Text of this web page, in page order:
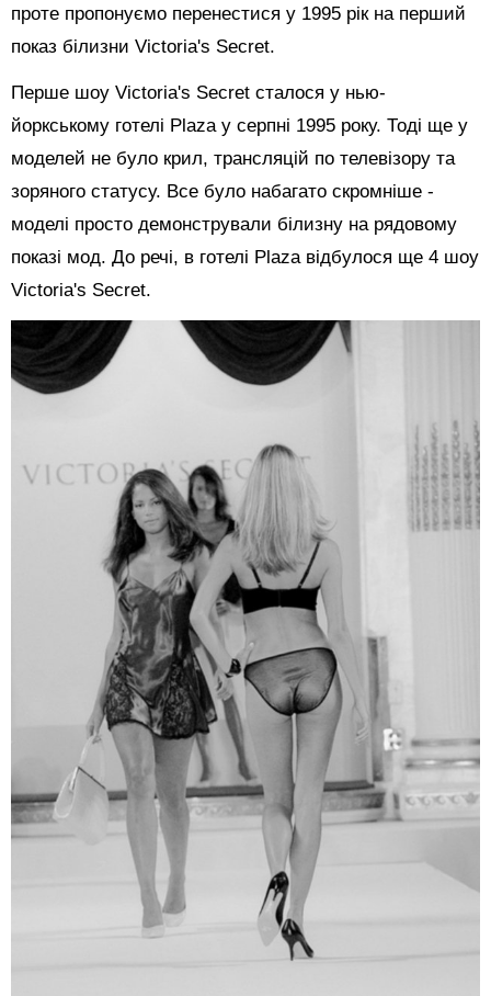
проте пропонуємо перенестися у 1995 рік на перший
показ білизни Victoria's Secret.
Перше шоу Victoria's Secret сталося у нью-
йоркському готелі Plaza у серпні 1995 року. Тоді ще у
моделей не було крил, трансляцій по телевізору та
зоряного статусу. Все було набагато скромніше -
моделі просто демонстрували білизну на рядовому
показі мод. До речі, в готелі Plaza відбулося ще 4 шоу
Victoria's Secret.